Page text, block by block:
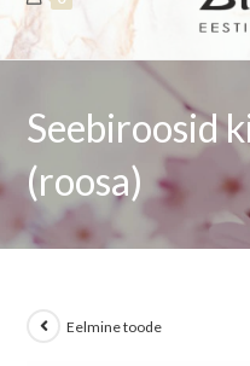
Seebiroosid
(roosa)
Eelmine toode